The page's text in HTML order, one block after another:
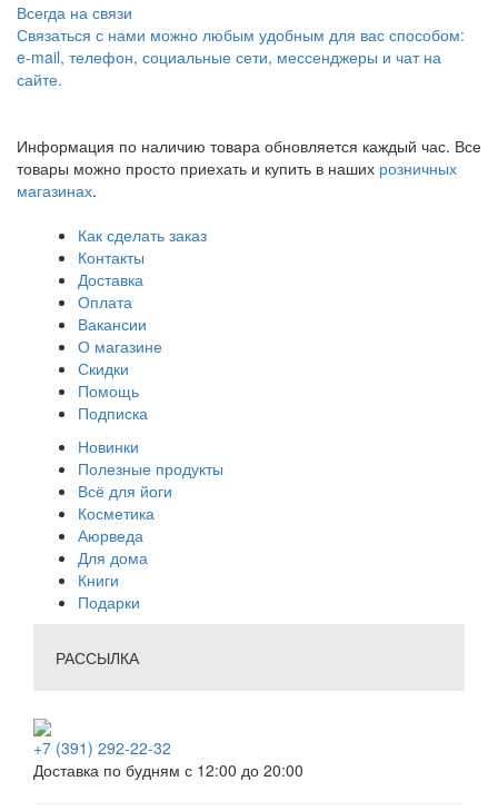
Всегда на связи
Связаться с нами можно любым удобным для вас способом:
e-mail, телефон, социальные сети, мессенджеры и чат на
сайте.
Информация по наличию товара обновляется каждый час. Все
товары можно просто приехать и купить в наших розничных
магазинах.
Как сделать заказ
Контакты
Доставка
Оплата
Вакансии
О магазине
Скидки
Помощь
Подписка
Новинки
Полезные продукты
Всё для йоги
Косметика
Аюрведа
Для дома
Книги
Подарки
РАССЫЛКА
+7 (391) 292-22-32
Доставка по будням с 12:00 до 20:00